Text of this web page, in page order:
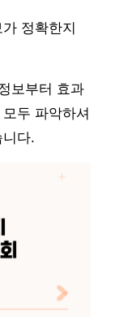
정확한지
보부터 효과
두 파악하셔
다.